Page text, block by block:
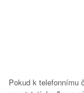
Pokud k telefonnímu